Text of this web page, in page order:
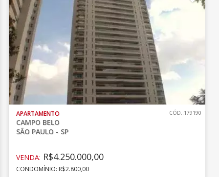
APARTAMENTO
CAMPO BELO
SÃO PAULO - SP
CÓD.:179190
VENDA: R$4.250.000,00
CONDOMÍNIO: R$2.800,00